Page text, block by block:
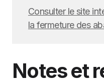
Consulter le site
la fermeture des
Notes et